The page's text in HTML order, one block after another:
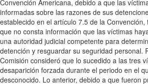
Convención Americana, debido a que las
informadas sobre las razones de sus
establecido en el artículo 7.5 de la
que no consta información que las víctimas
una autoridad judicial competente para
detención y resguardar su seguridad personal.
Comisión consideró que lo sucedido a las tres
desaparición forzada durante el periodo en el
desconocido. Lo anterior, debido a que fueron